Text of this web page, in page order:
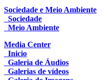
Sociedade e Meio Ambiente
Sociedade
Meio Ambiente
Media Center
Inicio
Galeria de Áudios
Galerias de vídeos